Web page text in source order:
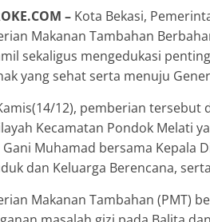
– Kota Bekasi,
Makanan Tambahan
sekaligus mengedukasi
yang sehat serta menuju
12), pemberian tersebut
Kecamatan Pondok Melati
Gani Muhamad bersama Kepala
dan Keluarga Berencana,
Makanan Tambahan (PMT)